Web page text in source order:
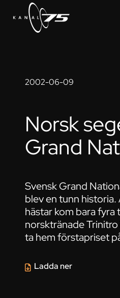
2002-06-09
Norsk
Grand
Svensk Grand
blev en tunn historia.
hästar kom bara fyra
norsktränade
ta hem förstapriset
Ladda ner